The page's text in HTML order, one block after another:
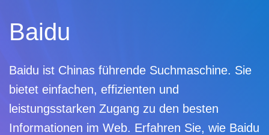
Übersicht zu unseren kostenlosen Tools
Baidu
Baidu ist Chinas führende Suchmaschine. Sie
bietet einfachen, effizienten und
leistungsstarken Zugang zu den besten
Informationen im Web. Erfahren Sie, wie Baidu